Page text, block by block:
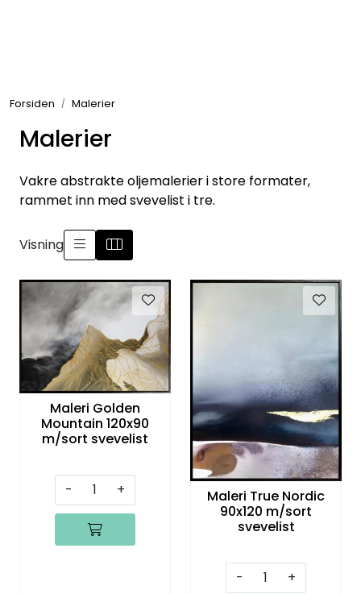
Forsiden Malerier
Malerier
Vakre abstrakte oljemalerier i store formater,
rammet inn med svevelist i tre.
Visning
Maleri Golden
Mountain 120x90
m/sort svevelist
- +
Maleri True Nordic
90x120 m/sort
svevelist
- +
Passepartout
Innrammede bilder
Canvas
Glass art
Malerier
Speil
Trykk av bilder/skilt og innramming